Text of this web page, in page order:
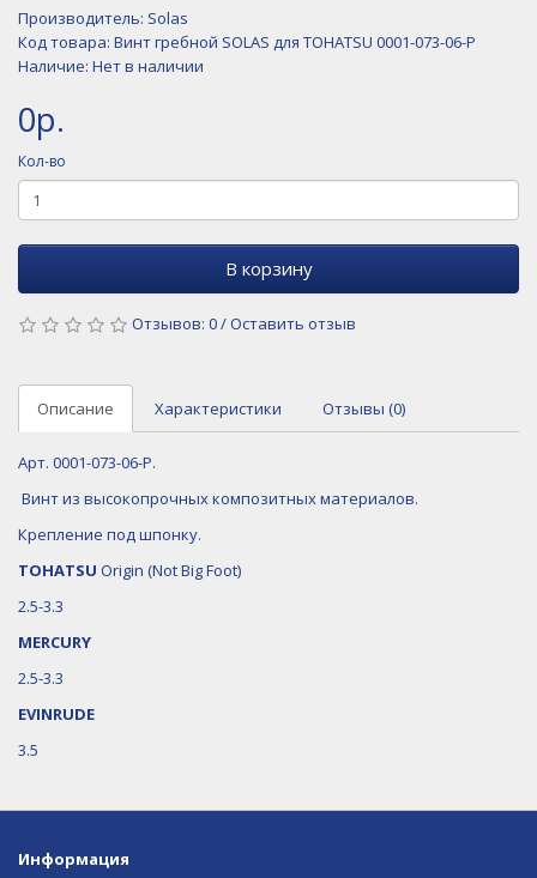
Производитель: Solas
Код товара: Винт гребной SOLAS для TOHATSU 0001-073-06-P
Наличие: Нет в наличии
0р.
Кол-во
В корзину
Отзывов: 0/Оставить отзыв
Описание Характеристики Отзывы (0)
Арт. 0001-073-06-P.
Винт из высокопрочных композитных материалов.
Крепление под шпонку.
TOHATSU Origin (Not Big Foot)
2.5-3.3
MERCURY
2.5-3.3
EVINRUDE
3.5
Информация